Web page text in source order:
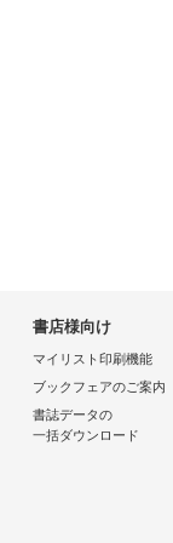
書店様向け
マイリスト印刷機能
ブックフェアのご案内
書誌データの
一括ダウンロード